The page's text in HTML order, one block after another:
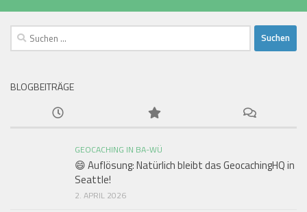
Suchen
nach:
BLOGBEITRÄGE
GEOCACHING IN BA-WÜ
😄 Auflösung: Natürlich bleibt das GeocachingHQ in
Seattle!
2. APRIL 2026